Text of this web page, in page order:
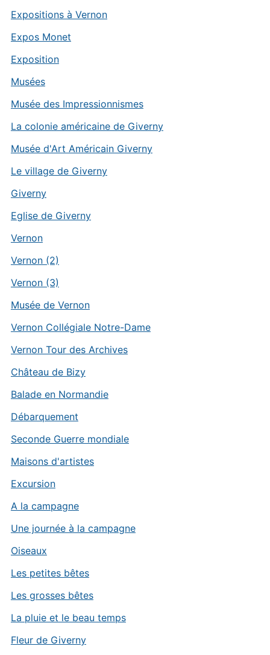
Expositions à Vernon
Expos Monet
Exposition
Musées
Musée des Impressionnismes
La colonie américaine de Giverny
Musée d'Art Américain Giverny
Le village de Giverny
Giverny
Eglise de Giverny
Vernon
Vernon (2)
Vernon (3)
Musée de Vernon
Vernon Collégiale Notre-Dame
Vernon Tour des Archives
Château de Bizy
Balade en Normandie
Débarquement
Seconde Guerre mondiale
Maisons d'artistes
Excursion
A la campagne
Une journée à la campagne
Oiseaux
Les petites bêtes
Les grosses bêtes
La pluie et le beau temps
Fleur de Giverny